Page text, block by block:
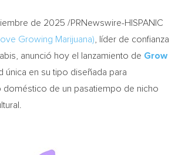
de 2025 /PRNewswire-HISPANIC
Growing Marijuana) , líder de confianza
anunció hoy el lanzamiento de Grow
única en su tipo diseñada para
doméstico de un pasatiempo de nicho